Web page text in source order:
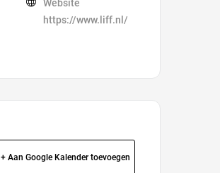
Website
https://www.liff.nl/
+ Aan Google Kalender toevoegen